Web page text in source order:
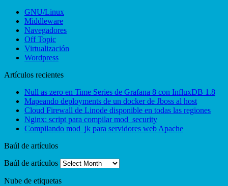
GNU/Linux
Middleware
Navegadores
Off Topic
Virtualización
Wordpress
Artículos recientes
Null as zero en Time Series de Grafana 8 con InfluxDB 1.8
Mapeando deployments de un docker de Jboss al host
Cloud Firewall de Linode disponible en todas las regiones
Nginx: script para compilar mod_security
Compilando mod_jk para servidores web Apache
Baúl de artículos
Baúl de artículos
Nube de etiquetas